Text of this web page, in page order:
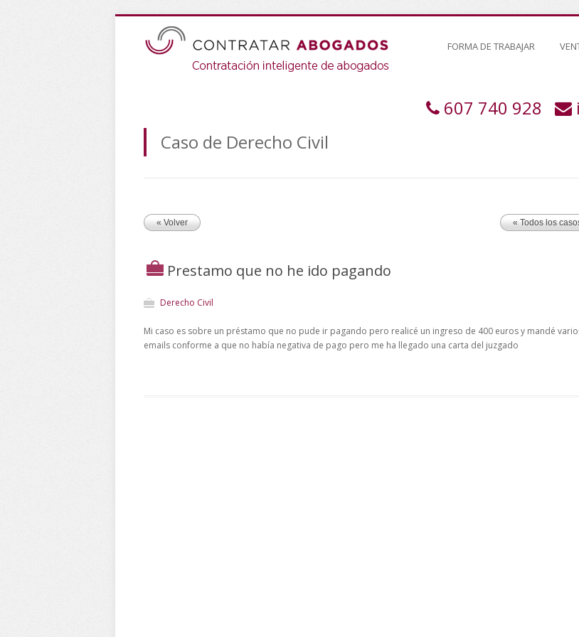
FORMA DE TRABAJAR
607 740 928
Caso de Derecho Civil
« Volver « Todos los
Prestamo que no he ido pagando
Derecho Civil
Mi caso es sobre un préstamo que no pude ir pagando pero realicé un ingreso de 400 euros y mandé
emails conforme a que no había negativa de pago pero me ha llegado una carta del juzgado